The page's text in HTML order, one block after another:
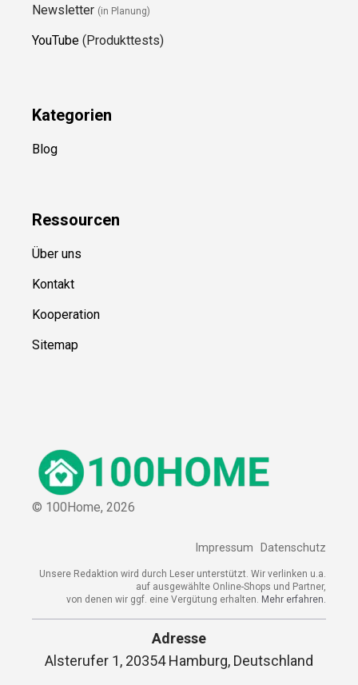
Newsletter (in Planung)
YouTube (Produkttests)
Kategorien
Blog
Ressourcen
Über uns
Kontakt
Kooperation
Sitemap
© 100Home, 2026
Impressum Datenschutz
Unsere Redaktion wird durch Leser unterstützt. Wir verlinken u.a.
auf ausgewählte Online-Shops und Partner,
von denen wir ggf. eine Vergütung erhalten. Mehr erfahren.
Adresse
Alsterufer 1, 20354 Hamburg, Deutschland